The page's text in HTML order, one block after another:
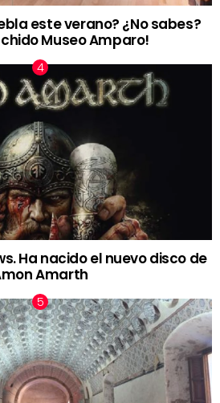
este verano? ¿No sabes?
chido Museo Amparo!
Ha nacido el nuevo disco de
Amarth